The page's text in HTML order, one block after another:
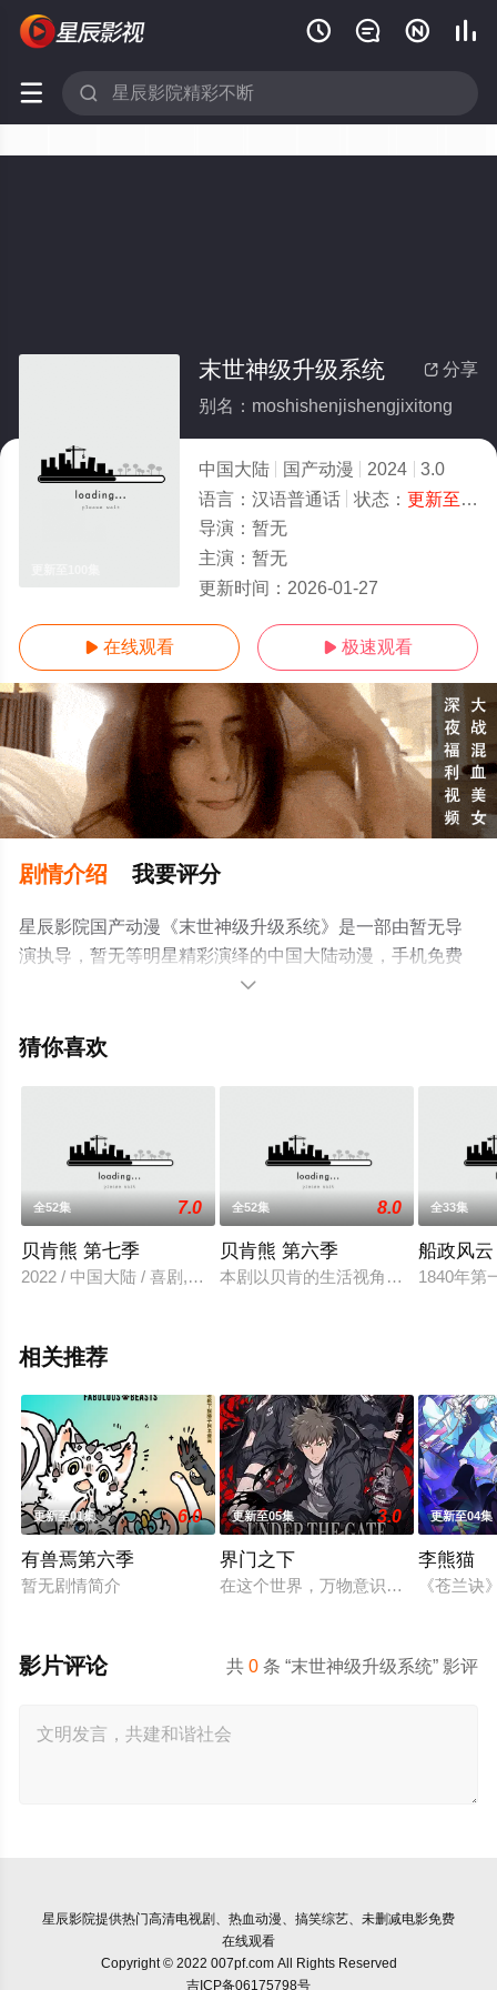
   
 
 分享
末世神级升级系统
别名：moshishenjishengjixitong
中国大陆 国产动漫 2024
3.0
语言： 汉语普通话 状态： 更新至100集
导演： 暂无
主演： 暂无
更新时间： 2026-01-27
 在线观看  极速观看
剧情介绍 我要评分
星辰影院国产动漫《末世神级升级系统》是一部由暂无导
演执导，暂无等明星精彩演绎的中国大陆动漫，手机免费
观看高清无删减完整版动漫全集就来星辰影视，更多相关

猜你喜欢
全52集 7.0
贝肯熊 第七季
2022 / 中国大陆 / 喜剧,动画,儿童,国产动漫
全52集 8.0
贝肯熊 第六季
本剧以贝肯的生活视角重新演绎现实
全33集
船政风云
1840年第
相关推荐
更新至01集 6.0
有兽焉第六季
暂无剧情简介
更新至05集 3.0
界门之下
在这个世界，万物意识皆由微观粒⼦
更新至04集
李熊猫
《苍兰
共0 条 “末世神级升级系统” 影评
影片评论
星辰影院提供热门高清电视剧、热血动漫、搞笑综艺、未删减电影免费
在线观看
Copyright © 2022 007pf.com All Rights Reserved
吉ICP备06175798号